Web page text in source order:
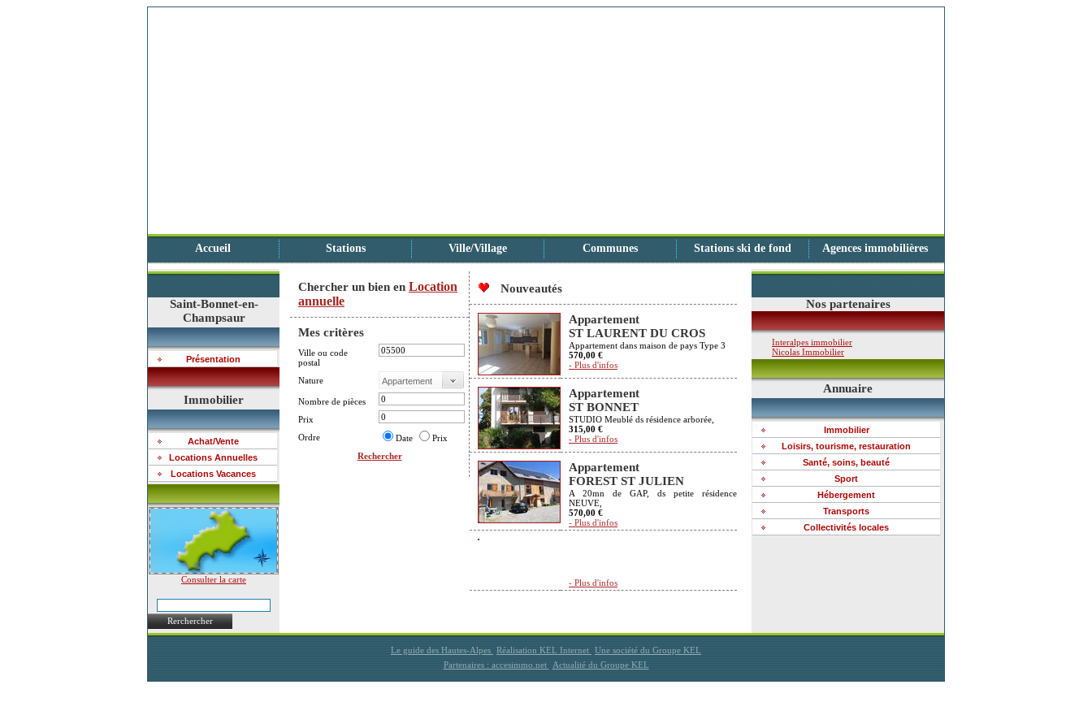
Accueil Stations Ville/Village Communes Stations ski de fond Agences immobilières
Saint-Bonnet-en-
Champsaur
Présentation
Immobilier
Achat/Vente
Locations Annuelles
Locations Vacances
Consulter la carte
Rerchercher
Chercher un bien en Location
annuelle
Mes critères
Ville ou code
postal
Nature
Nombre de pièces
Prix
Ordre
Date
Prix
Rechercher
Nouveautés
Appartement
ST LAURENT DU CROS
Appartement dans maison de pays Type 3
570,00 €
- Plus d'infos
Appartement
ST BONNET
STUDIO Meublé ds résidence arborée,
315,00 €
- Plus d'infos
Appartement
FOREST ST JULIEN
A 20mn de GAP, ds petite résidence
NEUVE,
570,00 €
- Plus d'infos
- Plus d'infos
Nos partenaires
Interalpes immobilier
Nicolas Immobilier
Annuaire
Immobilier
Loisirs, tourisme, restauration
Santé, soins, beauté
Sport
Hébergement
Transports
Collectivités locales
Le guide des Hautes-Alpes Réalisation KEL Internet Une société du Groupe KEL
Partenaires : accesimmo.net
Actualité du Groupe KEL